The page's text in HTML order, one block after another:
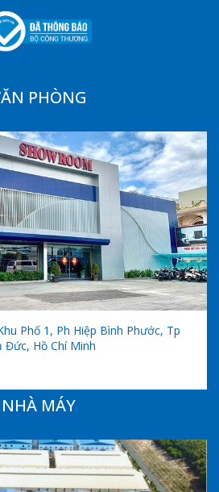
PHÒNG
Phố 1, Ph Hiệp Bình Phước, Tp
Đức, Hồ Chí Minh
NHÀ MÁY